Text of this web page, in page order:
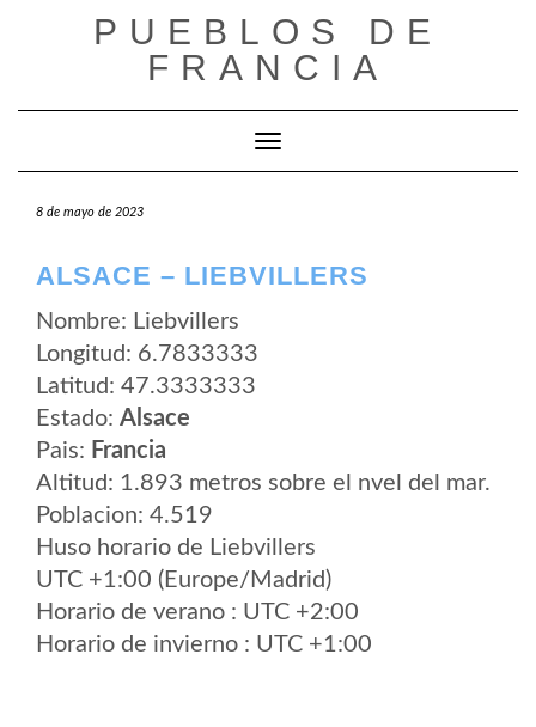
PUEBLOS DE
FRANCIA
Cambiar modo de navegación
8 de mayo de 2023
ALSACE – LIEBVILLERS
Nombre: Liebvillers
Longitud: 6.7833333
Latitud: 47.3333333
Estado: Alsace
Pais: Francia
Altitud: 1.893 metros sobre el nvel del mar.
Poblacion: 4.519
Huso horario de Liebvillers
UTC +1:00 (Europe/Madrid)
Horario de verano : UTC +2:00
Horario de invierno : UTC +1:00